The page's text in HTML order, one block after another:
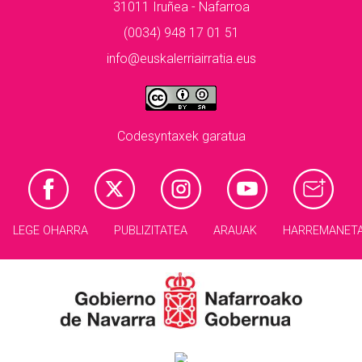
31011 Iruñea - Nafarroa
(0034) 948 17 01 51
info@euskalerriairratia.eus
Codesyntaxek garatua
LEGE OHARRA PUBLIZITATEA ARAUAK